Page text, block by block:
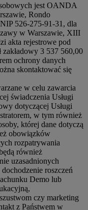
jest OANDA
Rondo
526-275-91-31, dla
w Warszawie, XIII
akta rejestrowe pod
3 537 560,00
ochrony danych
skontaktować się
w celu zawarcia
świadczenia Usługi
dotyczącej Usługi
w tym również
której dane dotyczą
obowiązków
rozpatrywania
również
uzasadnionych
roszczeń
Demo lub
czy marketing
z Państwem w